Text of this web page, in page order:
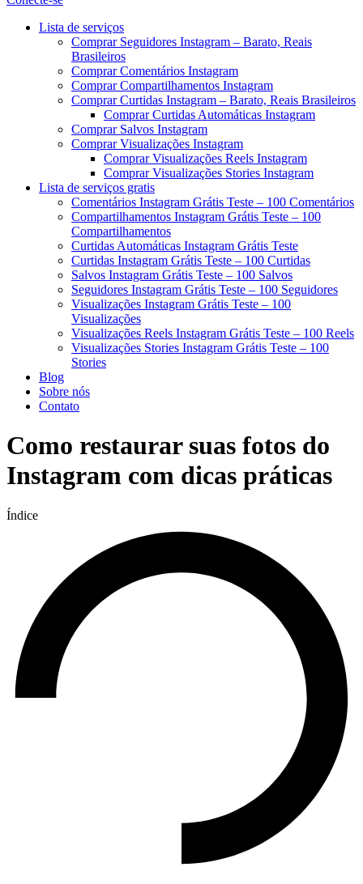
Menu
Lista de serviços
Comprar Seguidores Instagram – Barato, Reais
Brasileiros
Comprar Comentários Instagram
Comprar Compartilhamentos Instagram
Comprar Curtidas Instagram – Barato, Reais Brasileiros
Comprar Curtidas Automáticas Instagram
Comprar Salvos Instagram
Comprar Visualizações Instagram
Comprar Visualizações Reels Instagram
Comprar Visualizações Stories Instagram
Lista de serviços gratis
Comentários Instagram Grátis Teste – 100 Comentários
Compartilhamentos Instagram Grátis Teste – 100
Compartilhamentos
Curtidas Automáticas Instagram Grátis Teste
Curtidas Instagram Grátis Teste – 100 Curtidas
Salvos Instagram Grátis Teste – 100 Salvos
Seguidores Instagram Grátis Teste – 100 Seguidores
Visualizações Instagram Grátis Teste – 100
Visualizações
Visualizações Reels Instagram Grátis Teste – 100 Reels
Visualizações Stories Instagram Grátis Teste – 100
Stories
Blog
Sobre nós
Contato
Como restaurar suas fotos do
Instagram com dicas práticas
Índice